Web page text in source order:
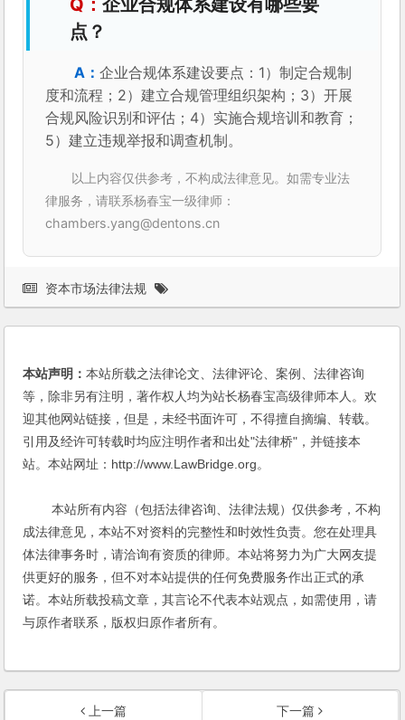
企业合规体系建设有哪些要
点？
企业合规体系建设要点：1）制定合规制
度和流程；2）建立合规管理组织架构；3）开展
合规风险识别和评估；4）实施合规培训和教育；
5）建立违规举报和调查机制。
以上内容仅供参考，不构成法律意见。如需专业法
律服务，请联系杨春宝一级律师：
chambers.yang@dentons.cn
资本市场法律法规
本站声明：本站所载之法律论文、法律评论、案例、法律咨询
等，除非另有注明，著作权人均为站长杨春宝高级律师本人。欢
迎其他网站链接，但是，未经书面许可，不得擅自摘编、转载。
引用及经许可转载时均应注明作者和出处"法律桥"，并链接本
站。本站网址：http://www.LawBridge.org。
本站所有内容（包括法律咨询、法律法规）仅供参考，不构
成法律意见，本站不对资料的完整性和时效性负责。您在处理具
体法律事务时，请洽询有资质的律师。本站将努力为广大网友提
供更好的服务，但不对本站提供的任何免费服务作出正式的承
诺。本站所载投稿文章，其言论不代表本站观点，如需使用，请
与原作者联系，版权归原作者所有。
上一篇
下一篇